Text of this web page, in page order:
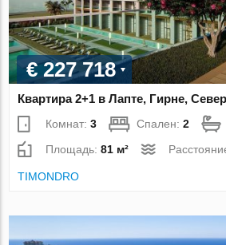
€ 227 718
Квартира 2+1 в Лапте, Гирне,
Комнат:3 Спален:2
Площадь:81 м²
TIMONDRO